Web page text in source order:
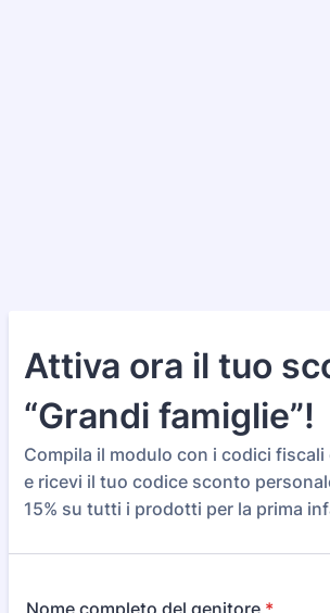
Attiva ora il tuo
“Grandi famiglie”!
Compila il modulo con i codici
e ricevi il tuo codice sconto
15% su tutti i prodotti per la prima
Nome completo del genitore *